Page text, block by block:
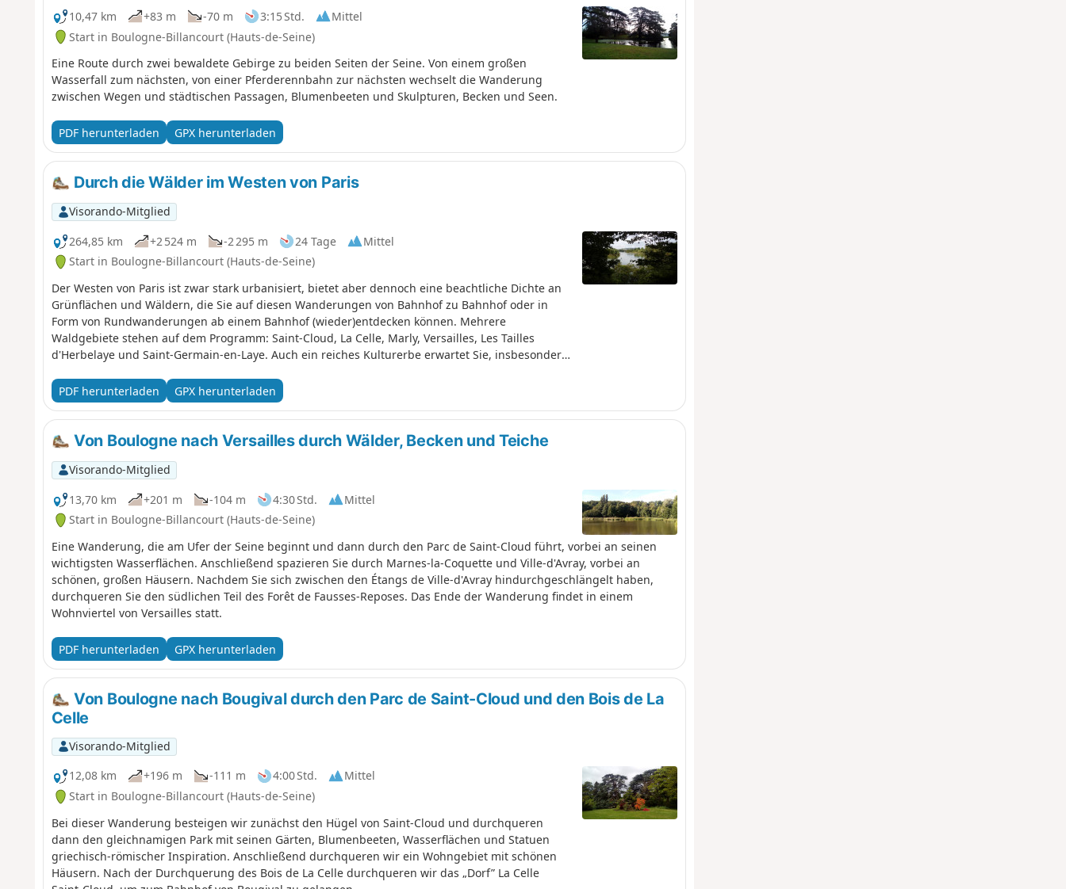
10,47 km
+83 m -70 m 3:15 Std.
Mittel
Start in Boulogne-Billancourt (Hauts-de-Seine)
Eine Route durch zwei bewaldete Gebirge zu beiden Seiten der Seine. Von einem großen
Wasserfall zum nächsten, von einer Pferderennbahn zur nächsten wechselt die Wanderung
zwischen Wegen und städtischen Passagen, Blumenbeeten und Skulpturen, Becken und Seen.
PDF herunterladen GPX herunterladen
Durch die Wälder im Westen von Paris
Visorando-Mitglied
264,85 km
+2 524 m -2 295 m 24 Tage
Mittel
Start in Boulogne-Billancourt (Hauts-de-Seine)
Der Westen von Paris ist zwar stark urbanisiert, bietet aber dennoch eine beachtliche Dichte an
Grünflächen und Wäldern, die Sie auf diesen Wanderungen von Bahnhof zu Bahnhof oder in
Form von Rundwanderungen ab einem Bahnhof (wieder)entdecken können. Mehrere
Waldgebiete stehen auf dem Programm: Saint-Cloud, La Celle, Marly, Versailles, Les Tailles
d'Herbelaye und Saint-Germain-en-Laye. Auch ein reiches Kulturerbe erwartet Sie, insbesondere
PDF herunterladen
GPX herunterladen
Von Boulogne nach Versailles durch Wälder, Becken und Teiche
Visorando-Mitglied
13,70 km
+201 m -104 m 4:30 Std.
Mittel
Start in Boulogne-Billancourt (Hauts-de-Seine)
Eine Wanderung, die am Ufer der Seine beginnt und dann durch den Parc de Saint-Cloud führt, vorbei an seinen
wichtigsten Wasserflächen. Anschließend spazieren Sie durch Marnes-la-Coquette und Ville-d'Avray, vorbei an
schönen, großen Häusern. Nachdem Sie sich zwischen den Étangs de Ville-d'Avray hindurchgeschlängelt haben,
durchqueren Sie den südlichen Teil des Forêt de Fausses-Reposes. Das Ende der Wanderung findet in einem
Wohnviertel von Versailles statt.
PDF herunterladen GPX herunterladen
Von Boulogne nach Bougival durch den Parc de Saint-Cloud und den Bois de La
Celle
Visorando-Mitglied
12,08 km
+196 m -111 m 4:00 Std.
Mittel
Start in Boulogne-Billancourt (Hauts-de-Seine)
Bei dieser Wanderung besteigen wir zunächst den Hügel von Saint-Cloud und durchqueren
dann den gleichnamigen Park mit seinen Gärten, Blumenbeeten, Wasserflächen und Statuen
griechisch-römischer Inspiration. Anschließend durchqueren wir ein Wohngebiet mit schönen
Häusern. Nach der Durchquerung des Bois de La Celle durchqueren wir das „Dorf” La Celle